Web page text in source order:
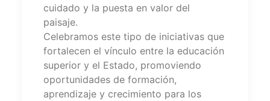
cuidado y la puesta en valor del
paisaje.
Celebramos este tipo de iniciativas que
fortalecen el vínculo entre la educación
superior y el Estado, promoviendo
oportunidades de formación,
aprendizaje y crecimiento para los